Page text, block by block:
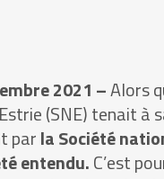
2021 –Alors
(SNE) tenait à
parla Société
entendu.C’est